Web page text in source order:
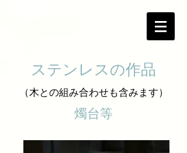
ステンレスの作品
（木との組み合わせも含みます）
燭台等